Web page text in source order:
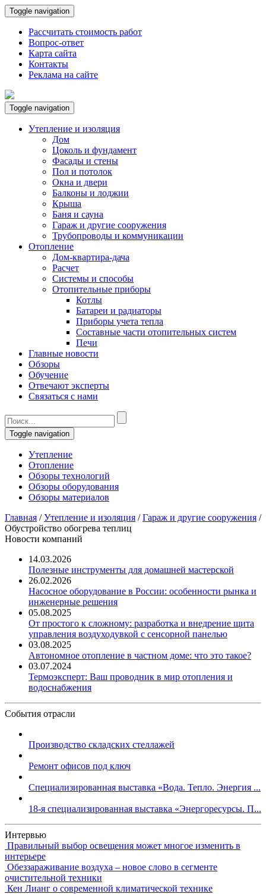
Toggle navigation
Рассчитать стоимость работ
Вопрос-ответ
Карта сайта
Контакты
Реклама на сайте
Toggle navigation
Утепление и изоляция
Дом
Цоколь и фундамент
Фасады и стены
Пол и потолок
Окна и двери
Балконы и лоджии
Крыша
Баня и сауна
Гараж и другие сооружения
Трубопроводы и коммуникации
Отопление
Дом-квартира-дача
Расчет
Системы и способы
Отопительные приборы
Котлы
Батареи и радиаторы
Приборы учета тепла
Составные части отопительных систем
Печи
Главные новости
Обзоры
Обучение
Отвечают эксперты
Связаться с нами
Toggle navigation
Утепление
Отопление
Обзоры технологий
Обзоры оборудования
Обзоры материалов
Главная /Утепление и изоляция /Гараж и другие сооружения /
Обустройство обогрева теплиц
Новости компаний
14.03.2026
Полезные инструменты для домашней мастерской
26.02.2026
Насосное оборудование в России: особенности рынка и
инженерные решения
05.08.2025
От простого к сложному: разработка и внедрение щита
управления воздуходувкой с сенсорной панелью
03.08.2025
Автономное отопление в частном доме: что это такое?
03.07.2024
Термоэксперт: Ваш проводник в мир отопления и
водоснабжения
События отрасли
Производство складских стеллажей
Ремонт офисов под ключ
Специализированная выставка «Вода. Тепло. Энергия ...
18-я специализированная выставка «Энергоресурсы. П...
Интервью
Правильный выбор освещения может многое изменить в
интерьере
Обеззараживание воздуха – новое слово в сегменте
очистительной техники
Кен Лианг о современной климатической технике